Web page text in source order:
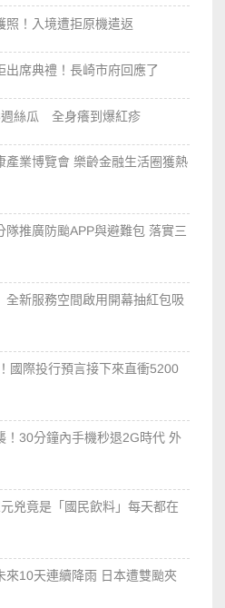
照！入境遭拒原機遣返
出席典禮！長崎市府回應了
週絲瓜 全身癢到爆紅疹
產業博覽會 樂齡金融生活圈獲熱
推廣防颱APP與避難包 落實三
新服務空間啟用開幕抽紅包吸
國際投行預言接下來直衝5200
！30分鐘內手機秒退2G時代 外
兇竟是「國民飲料」每天都在
來10天連續降雨 日本遭雙颱夾